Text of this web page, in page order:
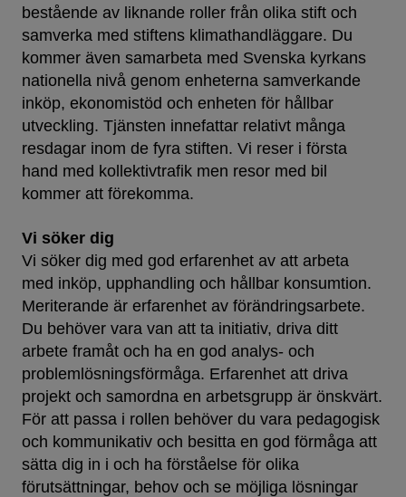
bestående av liknande roller från olika stift och
samverka med stiftens klimathandläggare. Du
kommer även samarbeta med Svenska kyrkans
nationella nivå genom enheterna samverkande
inköp, ekonomistöd och enheten för hållbar
utveckling. Tjänsten innefattar relativt många
resdagar inom de fyra stiften. Vi reser i första
hand med kollektivtrafik men resor med bil
kommer att förekomma.
Vi söker dig
Vi söker dig med god erfarenhet av att arbeta
med inköp, upphandling och hållbar konsumtion.
Meriterande är erfarenhet av förändringsarbete.
Du behöver vara van att ta initiativ, driva ditt
arbete framåt och ha en god analys- och
problemlösningsförmåga. Erfarenhet att driva
projekt och samordna en arbetsgrupp är önskvärt.
För att passa i rollen behöver du vara pedagogisk
och kommunikativ och besitta en god förmåga att
sätta dig in i och ha förståelse för olika
förutsättningar, behov och se möjliga lösningar